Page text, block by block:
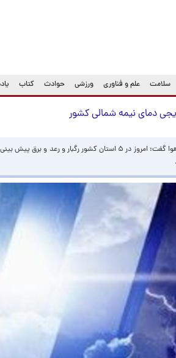
سلامت علم و فناوری ورزشی حوادث کتاب
رئیس مرکز ملی پیش‌بینی و مدیریت بحران مخاطرات وضع هوا گفت: امروز در